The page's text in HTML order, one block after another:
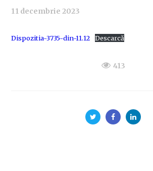
11 decembrie 2023
Dispozitia-3735-din-11.12 Descarcă
413